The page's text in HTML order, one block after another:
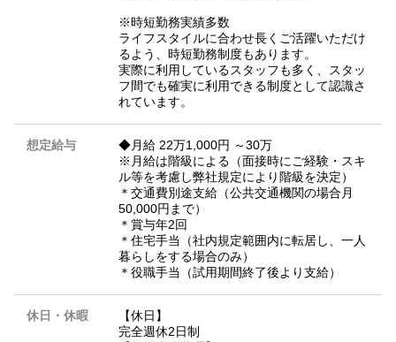
※時短勤務実績多数
ライフスタイルに合わせ長くご活躍いただけ
るよう、時短勤務制度もあります。
実際に利用しているスタッフも多く、スタッ
フ間でも確実に利用できる制度として認識さ
れています。
想定給与
◆月給 22万1,000円 ～30万
※月給は階級による（面接時にご経験・スキ
ル等を考慮し弊社規定により階級を決定）
＊交通費別途支給（公共交通機関の場合月
50,000円まで）
＊賞与年2回
＊住宅手当（社内規定範囲内に転居し、一人
暮らしをする場合のみ）
＊役職手当（試用期間終了後より支給）
休日・休暇
【休日】
完全週休2日制